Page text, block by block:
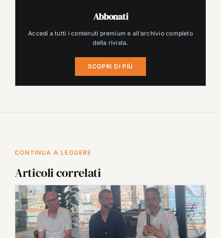
Abbonati
Accedi a tutti i contenuti premium e all’archivio completo
della rivista.
SCOPRI DI PIÙ
CONTINUA A LEGGERE
Articoli correlati